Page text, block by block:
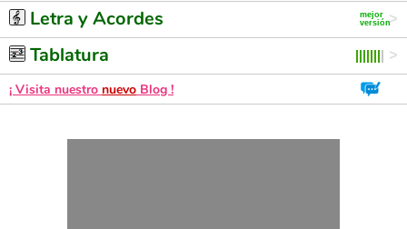
Letra y Acordes
Tablatura
¡ Visita nuestro nuevo Blog !